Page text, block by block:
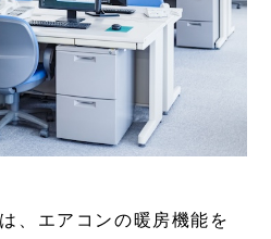
、エアコンの暖房機能を